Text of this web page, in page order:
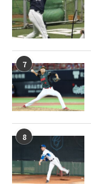
7
8